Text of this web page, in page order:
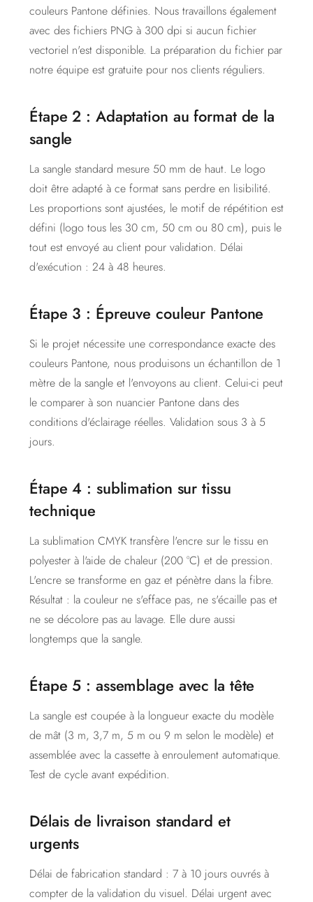
couleurs Pantone définies. Nous travaillons également
avec des fichiers PNG à 300 dpi si aucun fichier
vectoriel n'est disponible. La préparation du fichier par
notre équipe est gratuite pour nos clients réguliers.
Étape 2 : Adaptation au format de la
sangle
La sangle standard mesure 50 mm de haut. Le logo
doit être adapté à ce format sans perdre en lisibilité.
Les proportions sont ajustées, le motif de répétition est
défini (logo tous les 30 cm, 50 cm ou 80 cm), puis le
tout est envoyé au client pour validation. Délai
d'exécution : 24 à 48 heures.
Étape 3 : Épreuve couleur Pantone
Si le projet nécessite une correspondance exacte des
couleurs Pantone, nous produisons un échantillon de 1
mètre de la sangle et l'envoyons au client. Celui-ci peut
le comparer à son nuancier Pantone dans des
conditions d'éclairage réelles. Validation sous 3 à 5
jours.
Étape 4 : sublimation sur tissu
technique
La sublimation CMYK transfère l'encre sur le tissu en
polyester à l'aide de chaleur (200 °C) et de pression.
L'encre se transforme en gaz et pénètre dans la fibre.
Résultat : la couleur ne s'efface pas, ne s'écaille pas et
ne se décolore pas au lavage. Elle dure aussi
longtemps que la sangle.
Étape 5 : assemblage avec la tête
La sangle est coupée à la longueur exacte du modèle
de mât (3 m, 3,7 m, 5 m ou 9 m selon le modèle) et
assemblée avec la cassette à enroulement automatique.
Test de cycle avant expédition.
Délais de livraison standard et
urgents
Délai de fabrication standard : 7 à 10 jours ouvrés à
compter de la validation du visuel. Délai urgent avec